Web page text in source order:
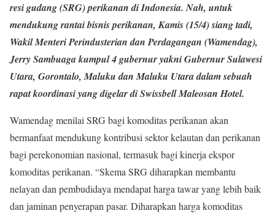
resi gudang (SRG) perikanan di Indonesia. Nah, untuk
mendukung rantai bisnis perikanan, Kamis (15/4) siang tadi,
Wakil Menteri Perindusterian dan Perdagangan (Wamendag),
Jerry Sambuaga kumpul 4 gubernur yakni Gubernur Sulawesi
Utara, Gorontalo, Maluku dan Maluku Utara dalam sebuah
rapat koordinasi yang digelar di Swissbell Maleosan Hotel.
Wamendag menilai SRG bagi komoditas perikanan akan
bermanfaat mendukung kontribusi sektor kelautan dan perikanan
bagi perekonomian nasional, termasuk bagi kinerja ekspor
komoditas perikanan. “Skema SRG diharapkan membantu
nelayan dan pembudidaya mendapat harga tawar yang lebih baik
dan jaminan penyerapan pasar. Diharapkan harga komoditas